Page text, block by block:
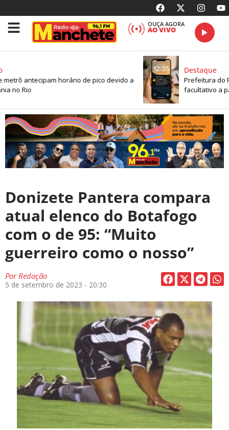
OUÇA AGORA
AO VIVO
antecipam horário de pico devido a
no Rio
Destaque
Prefeitura do
facultativo a
Donizete Pantera compara
atual elenco do Botafogo
com o de 95: “Muito
guerreiro como o nosso”
PorRedação
5 de setembro de 2023 - 20:30